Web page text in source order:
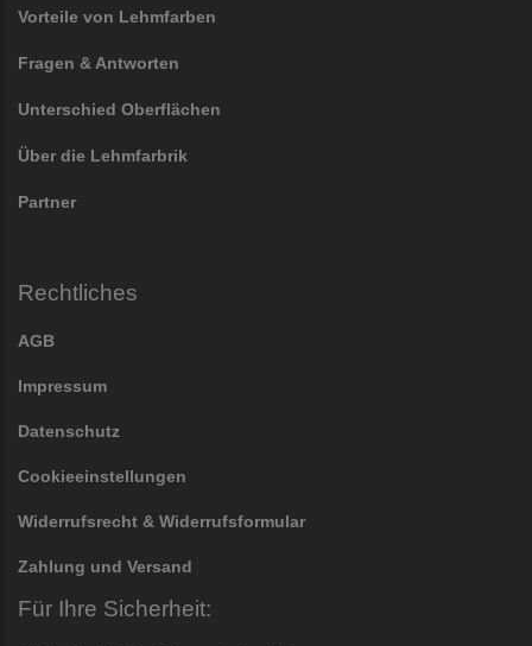
Vorteile von Lehmfarben
Fragen & Antworten
Unterschied Oberflächen
Über die Lehmfarbrik
Partner
Rechtliches
AGB
Impressum
Datenschutz
Cookieeinstellungen
Widerrufsrecht & Widerrufsformular
Zahlung und Versand
Für Ihre Sicherheit: